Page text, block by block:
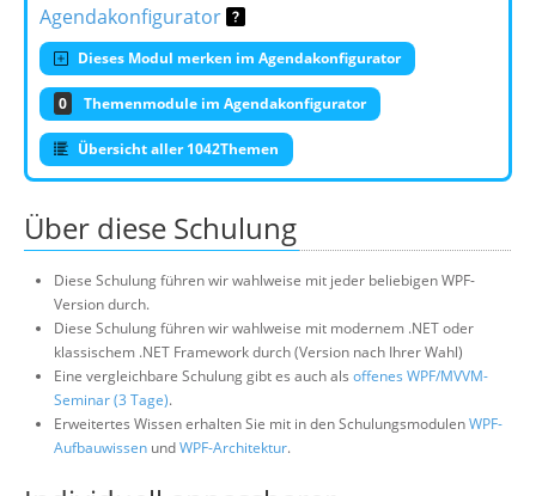
Agendakonfigurator
Dieses Modul merken im Agendakonfigurator
0 Themenmodule im Agendakonfigurator
Übersicht aller 1042Themen
Über diese Schulung
Diese Schulung führen wir wahlweise mit jeder beliebigen WPF-
Version durch.
Diese Schulung führen wir wahlweise mit modernem .NET oder
klassischem .NET Framework durch (Version nach Ihrer Wahl)
Eine vergleichbare Schulung gibt es auch als offenes WPF/MVVM-
Seminar (3 Tage).
Erweitertes Wissen erhalten Sie mit in den SchulungsmodulenWPF-
Aufbauwissen undWPF-Architektur.